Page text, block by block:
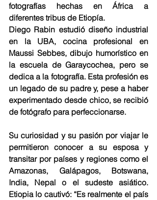
fotografías hechas en África a
diferentes tribus de Etiopía.
Diego Rabin estudió diseño industrial
en la UBA, cocina profesional en
Maussi Sebbes, dibujo humorístico en
la escuela de Garaycochea, pero se
dedica a la fotografía. Esta profesión es
un legado de su padre y, pese a haber
experimentado desde chico, se recibió
de fotógrafo para perfeccionarse.
Su curiosidad y su pasión por viajar le
permitieron conocer a su esposa y
transitar por países y regiones como el
Amazonas, Galápagos, Botswana,
India, Nepal o el sudeste asiático.
Etiopia lo cautivó: “Es realmente el país